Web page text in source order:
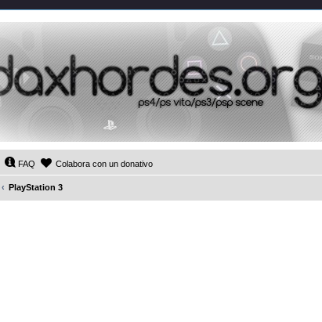
FAQ Colabora con un donativo
PlayStation 3